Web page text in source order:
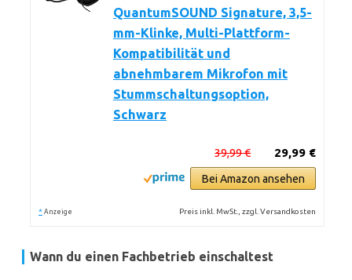
QuantumSOUND Signature, 3,5-
mm-Klinke, Multi-Plattform-
Kompatibilität und
abnehmbarem Mikrofon mit
Stummschaltungsoption,
Schwarz
29,99 €
39,99 €
Bei Amazon ansehen
* Anzeige Preis inkl. MwSt., zzgl. Versandkosten
Wann du einen Fachbetrieb einschaltest